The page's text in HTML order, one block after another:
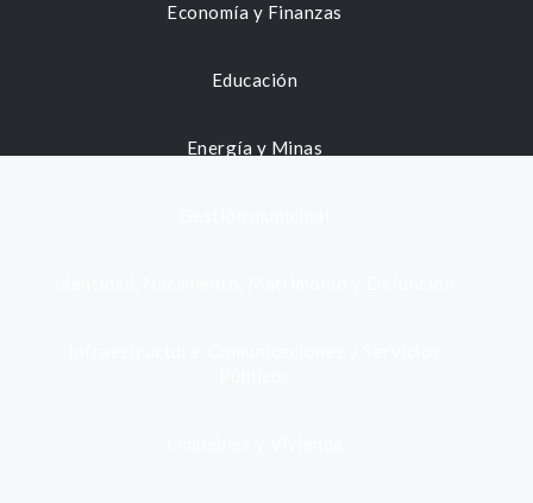
Economía y Finanzas
Educación
Energía y Minas